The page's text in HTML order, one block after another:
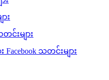
း
းများ
Facebook သတင်းများ